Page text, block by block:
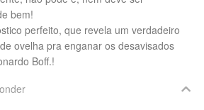
bem!
perfeito, que revela um verdadeiro
ovelha pra enganar os desavisados
Boff.!